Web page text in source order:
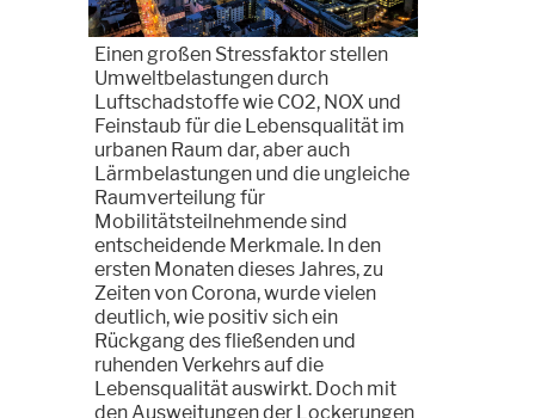
Einen großen Stressfaktor stellen
Umweltbelastungen durch
Luftschadstoffe wie CO2, NOX und
Feinstaub für die Lebensqualität im
urbanen Raum dar, aber auch
Lärmbelastungen und die ungleiche
Raumverteilung für
Mobilitätsteilnehmende sind
entscheidende Merkmale. In den
ersten Monaten dieses Jahres, zu
Zeiten von Corona, wurde vielen
deutlich, wie positiv sich ein
Rückgang des fließenden und
ruhenden Verkehrs auf die
Lebensqualität auswirkt. Doch mit
den Ausweitungen der Lockerungen